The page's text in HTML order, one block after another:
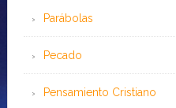
Parábolas
Pecado
Pensamiento Cristiano